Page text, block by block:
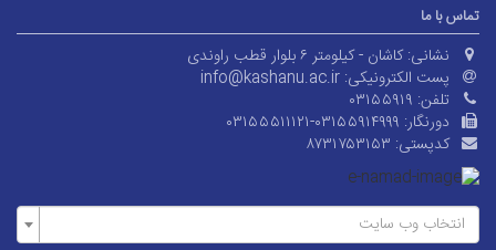
تماس با ما
نشانی: کاشان - کیلومتر ۶ بلوار قطب راوندی
پست الکترونیکی: info@kashanu.ac.ir
تلفن: ۰۳۱۵۵۹۱۹
دورنگار: ۰۳۱۵۵۵۱۱۱۲۱-۰۳۱۵۵۹۱۴۹۹۹
کدپستی: ۸۷۳۱۷۵۳۱۵۳
انتخاب وب سایت